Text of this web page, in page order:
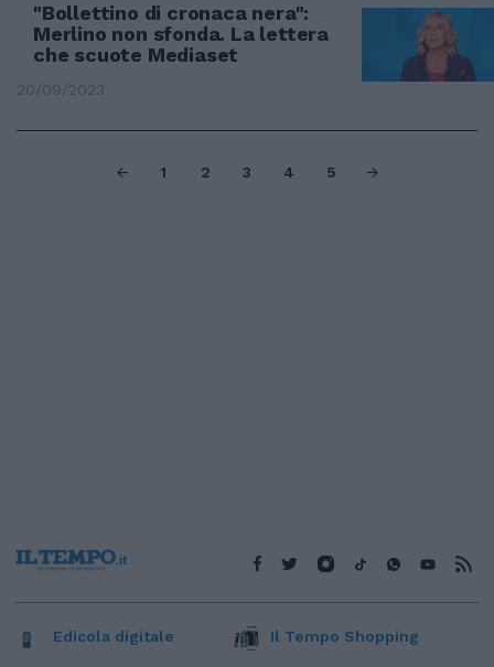
"Bollettino di cronaca nera":
Merlino non sfonda. La lettera
che scuote Mediaset
20/09/2023
1 2 3 4 5
Edicola digitale Il Tempo Shopping